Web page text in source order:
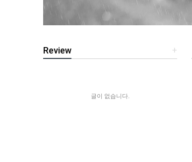
+
Review
글이 없습니다.